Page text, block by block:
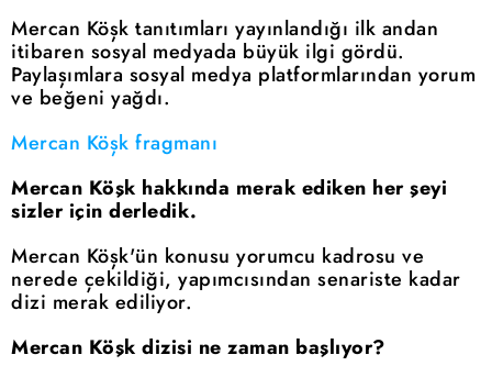
Mercan Köşk tanıtımları yayınlandığı ilk andan
itibaren sosyal medyada büyük ilgi gördü.
Paylaşımlara sosyal medya platformlarından yorum
ve beğeni yağdı.
Mercan Köşk fragmanı
Mercan Köşk hakkında merak ediken her şeyi
sizler için derledik.
Mercan Köşk'ün konusu yorumcu kadrosu ve
nerede çekildiği, yapımcısından senariste kadar
dizi merak ediliyor.
Mercan Köşk dizisi ne zaman başlıyor?